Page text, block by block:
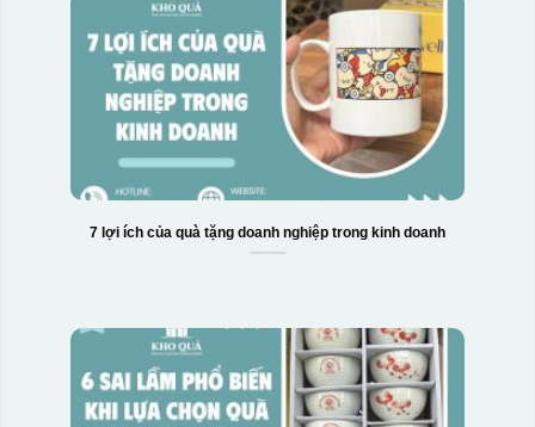
7 lợi ích của quà tặng doanh nghiệp trong kinh doanh